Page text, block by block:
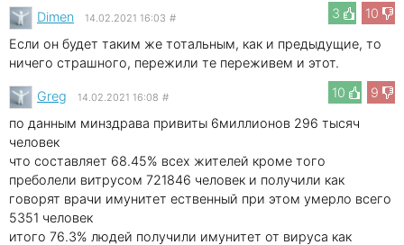
3
10
Dimen 14.02.2021 16:03 #
Если он будет таким же тотальным, как и предыдущие, то
ничего страшного, пережили те переживем и этот.
10
9
Greg 14.02.2021 16:08 #
по данным минздрава привиты 6миллионов 296 тысяч
человек
что составляет 68.45% всех жителей кроме того
преболели витрусом 721846 человек и получили как
говорят врачи имунитет ественный при этом умерло всего
5351 человек
итого 76.3% людей получили имунитет от вируса как